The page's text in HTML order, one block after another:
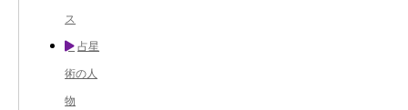
ス
占星
術の人
物